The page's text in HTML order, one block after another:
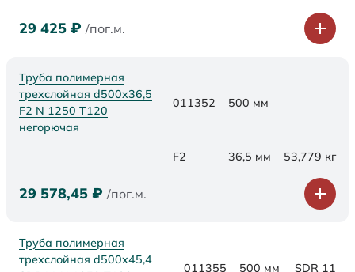
29 425 ₽ /пог.м.
Труба полимерная
трехслойная d500x36,5
F2 N 1250 Т120
негорючая
011352 500 мм
F2 36,5 мм 53,779 кг
29 578,45 ₽ /пог.м.
Труба полимерная
трехслойная d500x45,4
011355 500 мм SDR 11